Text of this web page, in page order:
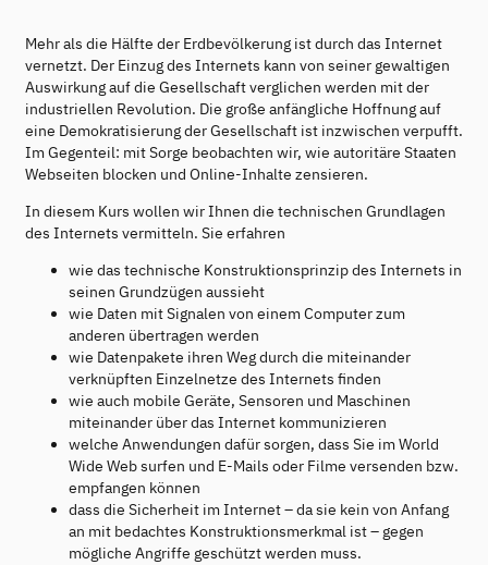
Mehr als die Hälfte der Erdbevölkerung ist durch das Internet
vernetzt. Der Einzug des Internets kann von seiner gewaltigen
Auswirkung auf die Gesellschaft verglichen werden mit der
industriellen Revolution. Die große anfängliche Hoffnung auf
eine Demokratisierung der Gesellschaft ist inzwischen verpufft.
Im Gegenteil: mit Sorge beobachten wir, wie autoritäre Staaten
Webseiten blocken und Online-Inhalte zensieren.
In diesem Kurs wollen wir Ihnen die technischen Grundlagen
des Internets vermitteln. Sie erfahren
wie das technische Konstruktionsprinzip des Internets in
seinen Grundzügen aussieht
wie Daten mit Signalen von einem Computer zum
anderen übertragen werden
wie Datenpakete ihren Weg durch die miteinander
verknüpften Einzelnetze des Internets finden
wie auch mobile Geräte, Sensoren und Maschinen
miteinander über das Internet kommunizieren
welche Anwendungen dafür sorgen, dass Sie im World
Wide Web surfen und E-Mails oder Filme versenden bzw.
empfangen können
dass die Sicherheit im Internet – da sie kein von Anfang
an mit bedachtes Konstruktionsmerkmal ist – gegen
mögliche Angriffe geschützt werden muss.